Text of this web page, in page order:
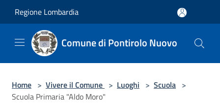
Regione Lombardia
Comune di Pontirolo Nuovo
Home > Vivere il Comune > Luoghi > Scuola >
Scuola Primaria "Aldo Moro"